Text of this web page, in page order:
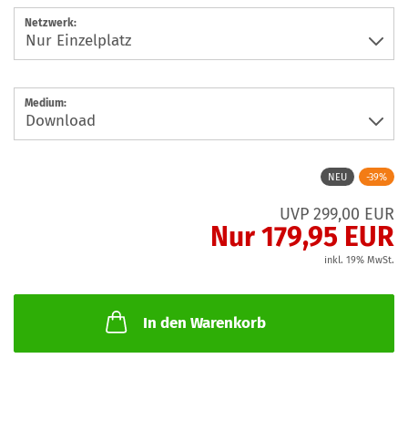
Netzwerk:
Medium:
NEU -39%
UVP 299,00 EUR
Nur 179,95 EUR
inkl. 19% MwSt.
In den Warenkorb